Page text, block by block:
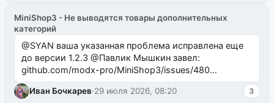
MiniShop3 - Не выводятся товары дополнительных
категорий
@SYAN ваша указанная проблема исправлена еще
до версии 1.2.3 @Павлик Мышкин завел:
github.com/modx-pro/MiniShop3/issues/480
github.com/modx-pro/MiniShop3/issues/481Исправим
в б...
Иван Бочкарев·29 июля 2026, 08:20 3